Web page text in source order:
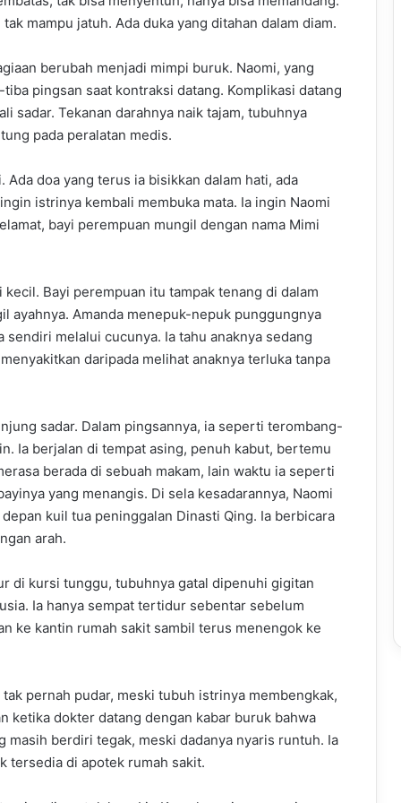
mampu jatuh. Ada duka yang ditahan dalam diam.
berubah menjadi mimpi buruk. Naomi, yang
pingsan saat kontraksi datang. Komplikasi datang
sadar. Tekanan darahnya naik tajam, tubuhnya
pada peralatan medis.
doa yang terus ia bisikkan dalam hati, ada
istrinya kembali membuka mata. Ia ingin Naomi
bayi perempuan mungil dengan nama Mimi
Bayi perempuan itu tampak tenang di dalam
ayahnya. Amanda menepuk-nepuk punggungnya
melalui cucunya. Ia tahu anaknya sedang
daripada melihat anaknya terluka tanpa
sadar. Dalam pingsannya, ia seperti terombang-
Ia berjalan di tempat asing, penuh kabut, bertemu
berada di sebuah makam, lain waktu ia seperti
yang menangis. Di sela kesadarannya, Naomi
kuil tua peninggalan Dinasti Qing. Ia berbicara
arah.
di kursi tunggu, tubuhnya gatal dipenuhi gigitan
Ia hanya sempat tertidur sebentar sebelum
ke kantin rumah sakit sambil terus menengok ke
pernah pudar, meski tubuh istrinya membengkak,
ketika dokter datang dengan kabar buruk bahwa
berdiri tegak, meski dadanya nyaris runtuh. Ia
tersedia di apotek rumah sakit.